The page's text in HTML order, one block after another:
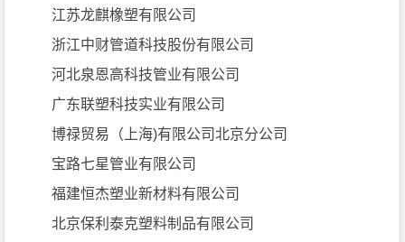
江苏龙麒橡塑有限公司
浙江中财管道科技股份有限公司
河北泉恩高科技管业有限公司
广东联塑科技实业有限公司
博禄贸易（上海)有限公司北京分公司
宝路七星管业有限公司
福建恒杰塑业新材料有限公司
北京保利泰克塑料制品有限公司